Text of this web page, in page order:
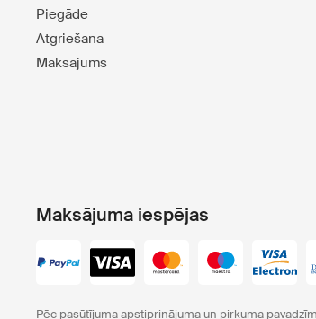
Piegāde
Atgriešana
Maksājums
Maksājuma iespējas
Pēc pasūtījuma apstiprinājuma un pirkuma